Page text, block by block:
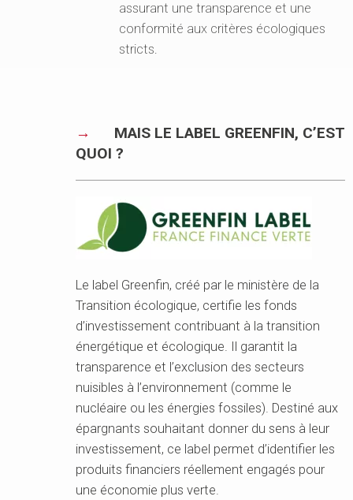
NOS SOLUTIONS +
ACTUALITÉS
DEVENEZ PARTENAIRE +
assurant une transparence et une
conformité aux critères écologiques
stricts.
MAIS LE LABEL GREENFIN, C’EST
QUOI ?
Le label Greenfin, créé par le ministère de la
Transition écologique, certifie les fonds
d’investissement contribuant à la transition
énergétique et écologique. Il garantit la
transparence et l’exclusion des secteurs
nuisibles à l’environnement (comme le
nucléaire ou les énergies fossiles). Destiné aux
épargnants souhaitant donner du sens à leur
investissement, ce label permet d’identifier les
produits financiers réellement engagés pour
une économie plus verte.